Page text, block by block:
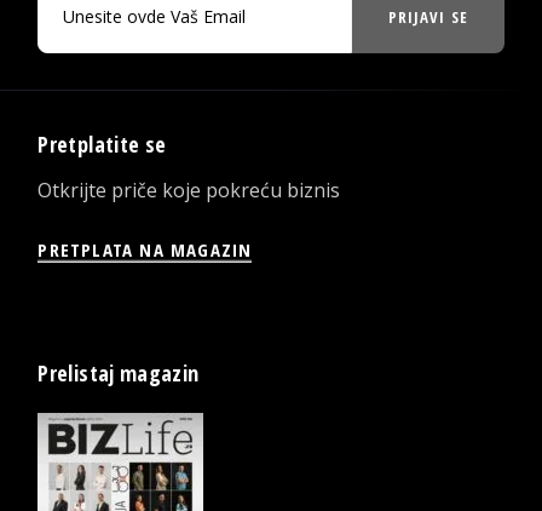
PRIJAVI SE
Pretplatite se
Otkrijte priče koje pokreću biznis
PRETPLATA NA MAGAZIN
Prelistaj magazin